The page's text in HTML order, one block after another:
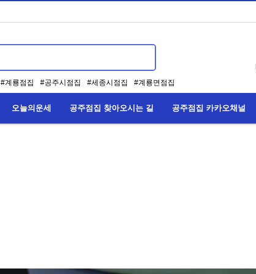
#계룡점집 #공주시점집 #세종시점집 #계룡면점집
오늘의운세 공주점집 찾아오시는 길 공주점집 카카오채널